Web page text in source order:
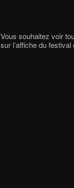
Vous souhaitez voir
sur l’affiche du